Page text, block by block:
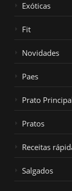
Exóticas
Fit
Novidades
Paes
Prato
Pratos
Receitas
Salgados